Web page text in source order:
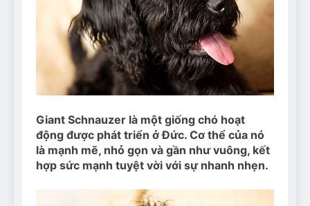
Can Bulldogs Play Fetch?
And How to Train Them!
7 Năm Ago
How Often Do I Need to
Groom My Bulldog
7 Năm Ago
Giant Schnauzer là một giống chó hoạt
động được phát triển ở Đức. Cơ thể của nó
là mạnh mẽ, nhỏ gọn và gần như vuông, kết
hợp sức mạnh tuyệt vời với sự nhanh nhẹn.